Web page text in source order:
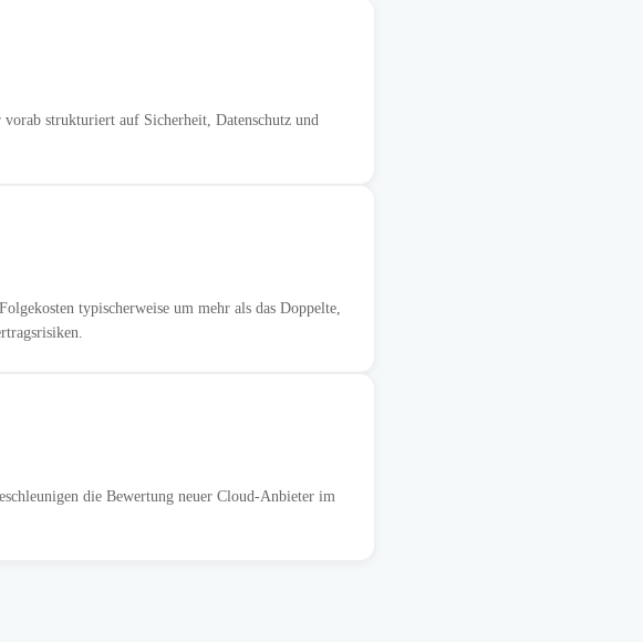
strukturiert auf Sicherheit, Datenschutz und
typischerweise um mehr als das Doppelte,
die Bewertung neuer Cloud-Anbieter im